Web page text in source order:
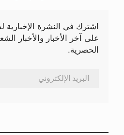
اشترك في النشرة الإخبارية
على آخر الأخبار والأخبار
الحصرية.